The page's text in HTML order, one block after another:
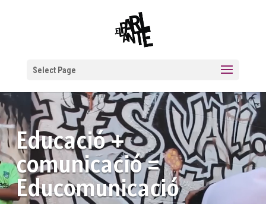
Select Page
Educació +
comunicació =
Educomunicació
Reproductor
de
vídeo